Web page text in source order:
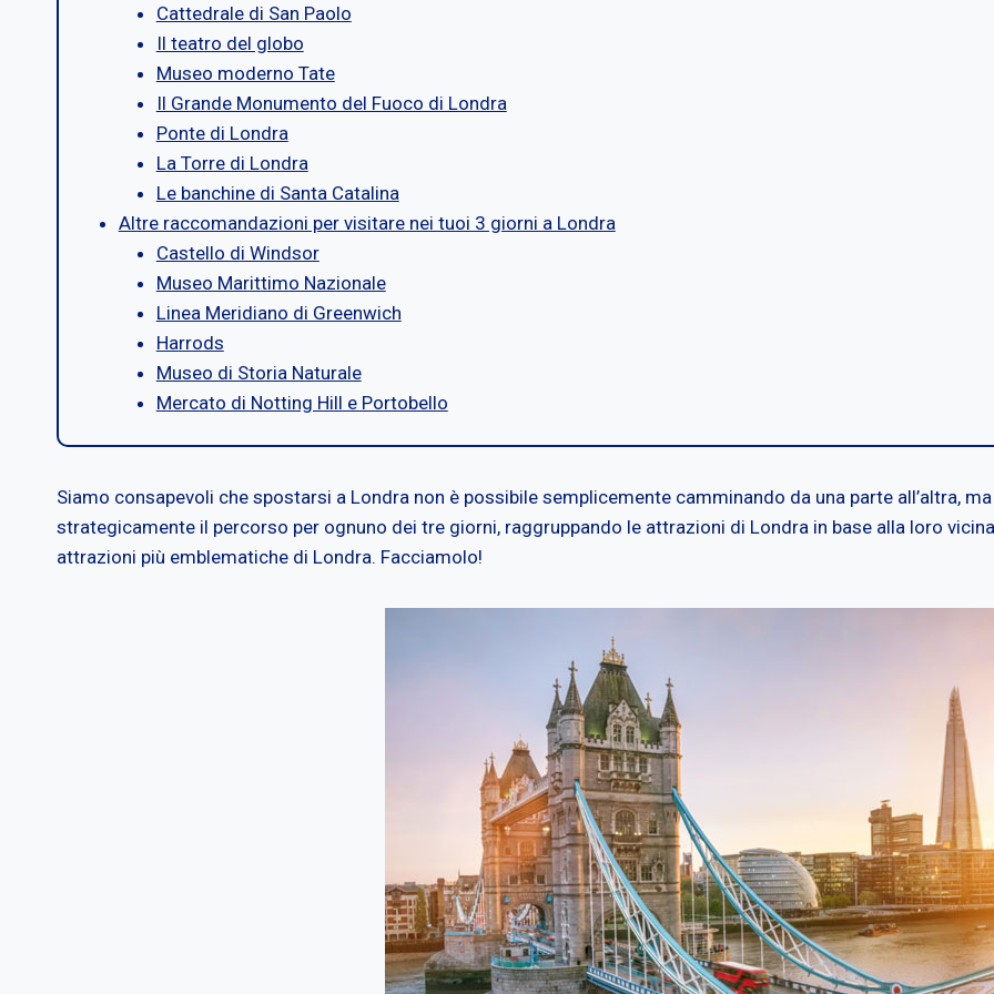
Cattedrale di San Paolo
Il teatro del globo
Museo moderno Tate
Il Grande Monumento del Fuoco di Londra
Ponte di Londra
La Torre di Londra
Le banchine di Santa Catalina
Altre raccomandazioni per visitare nei tuoi 3 giorni a Londra
Castello di Windsor
Museo Marittimo Nazionale
Linea Meridiano di Greenwich
Harrods
Museo di Storia Naturale
Mercato di Notting Hill e Portobello
Siamo consapevoli che spostarsi a Londra non è possibile semplicemente camminando da una parte all’altra,
strategicamente il percorso per ognuno dei tre giorni, raggruppando le attrazioni di Londra in base alla loro
attrazioni più emblematiche di Londra. Facciamolo!